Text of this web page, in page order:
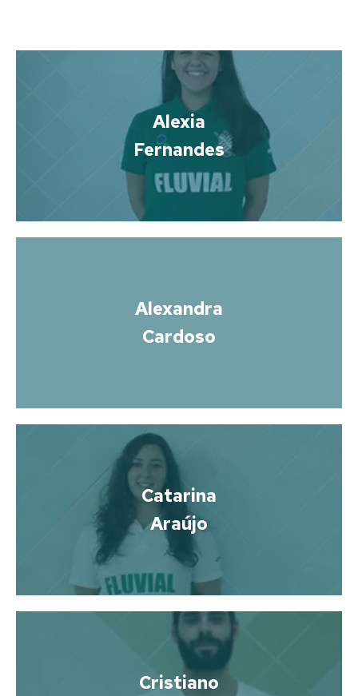
Alexia
Fernandes
Alexandra
Cardoso
Catarina
Araújo
Cristiano